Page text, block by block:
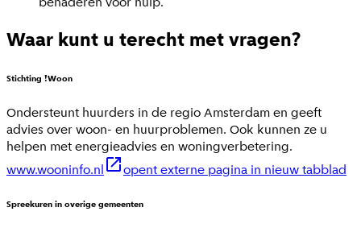
Waar kunt u terecht met vragen?
Stichting !Woon
Ondersteunt huurders in de regio Amsterdam en geeft
advies over woon- en huurproblemen. Ook kunnen ze u
helpen met energieadvies en woningverbetering.
www.wooninfo.nl
opent externe pagina in nieuw tabblad
Spreekuren in overige gemeenten